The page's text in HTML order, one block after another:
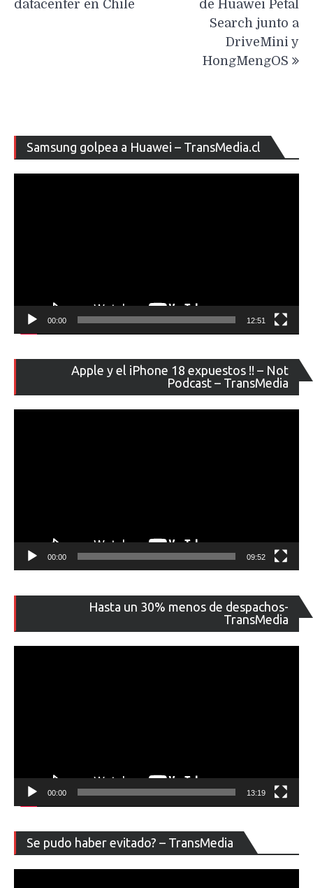
datacenter en Chile
de Huawei Petal
Search junto a
DriveMini y
HongMengOS
Samsung golpea a Huawei – TransMedia.cl
de
00:00 12:51
Apple y el iPhone 18 expuestos !! – Not
Podcast – TransMedia
de
00:00 09:52
Hasta un 30% menos de despachos-
TransMedia
de
00:00 13:19
Se pudo haber evitado? – TransMedia
de